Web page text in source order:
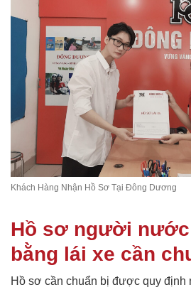
Khách Hàng Nhận Hồ Sơ Tại Đông Dương
Hồ sơ người
bằng lái xe cần
Hồ sơ cần chuẩn bị được quy định